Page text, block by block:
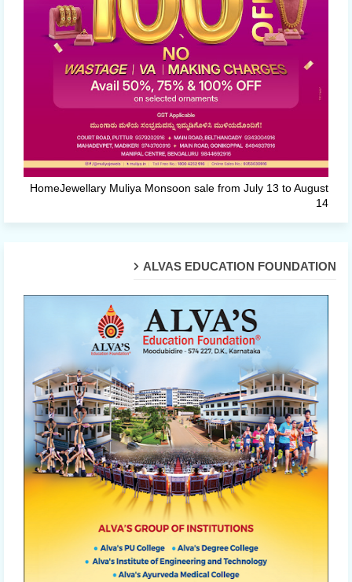
HomeJewellary Muliya Monsoon sale from July 13 to August
14
ALVAS EDUCATION FOUNDATION